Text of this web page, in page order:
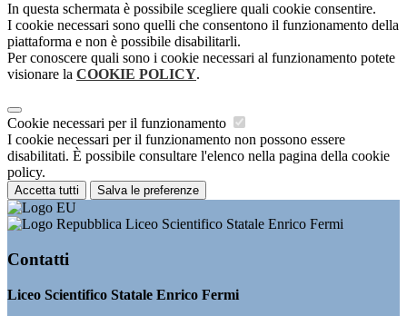
In questa schermata è possibile scegliere quali cookie consentire.
I cookie necessari sono quelli che consentono il funzionamento della
piattaforma e non è possibile disabilitarli.
Per conoscere quali sono i cookie necessari al funzionamento potete
visionare la COOKIE POLICY.
Cookie necessari per il funzionamento
I cookie necessari per il funzionamento non possono essere
disabilitati. È possibile consultare l'elenco nella pagina della cookie
policy.
Accetta tutti Salva le preferenze
Liceo Scientifico Statale Enrico Fermi
Contatti
Liceo Scientifico Statale Enrico Fermi